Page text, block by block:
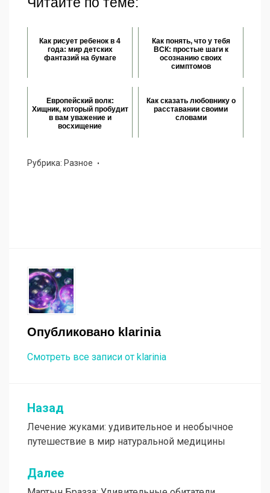
Как рисует ребенок в 4
года: мир детских
фантазий на бумаге
Как понять, что у тебя
ВСК: простые шаги к
осознанию своих
симптомов
Европейский волк:
Хищник, который пробудит
в вам уважение и
восхищение
Как сказать любовнику о
расставании своими
словами
Рубрика: Разное
Опубликовано klarinia
Смотреть все записи от klarinia
Навигация
по
записям
Назад
Лечение жуками: удивительное и необычное
путешествие в мир натуральной медицины
Далее